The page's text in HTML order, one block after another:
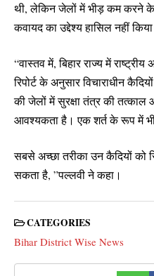
थी, लेकिन जेलों में भीड़ कम करने के
कवायद का उद्देश्य हासिल नहीं
“वास्तव में, बिहार राज्य में
रिपोर्ट के अनुसार विचाराधीन
की जेलों में सुरक्षा तंत्र की
आवश्यकता है। एक शर्त के रूप में
सबसे अच्छा तरीका उन कैदियों को
सकता है, ”पल्लवी ने कहा।
CATEGORIES
Bihar District Wise News